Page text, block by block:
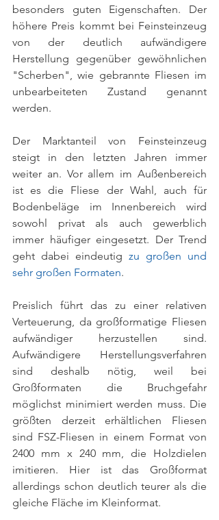
besonders guten Eigenschaften. Der
höhere Preis kommt bei Feinsteinzeug
von der deutlich aufwändigere
Herstellung gegenüber gewöhnlichen
"Scherben", wie gebrannte Fliesen im
unbearbeiteten Zustand genannt
werden.
Der Marktanteil von Feinsteinzeug
steigt in den letzten Jahren immer
weiter an. Vor allem im Außenbereich
ist es die Fliese der Wahl, auch für
Bodenbeläge im Innenbereich wird
sowohl privat als auch gewerblich
immer häufiger eingesetzt. Der Trend
geht dabei eindeutig zu großen und
sehr großen Formaten.
Preislich führt das zu einer relativen
Verteuerung, da großformatige Fliesen
aufwändiger herzustellen sind.
Aufwändigere Herstellungsverfahren
sind deshalb nötig, weil bei
Großformaten die Bruchgefahr
möglichst minimiert werden muss. Die
größten derzeit erhältlichen Fliesen
sind FSZ-Fliesen in einem Format von
2400 mm x 240 mm, die Holzdielen
imitieren. Hier ist das Großformat
allerdings schon deutlich teurer als die
gleiche Fläche im Kleinformat.